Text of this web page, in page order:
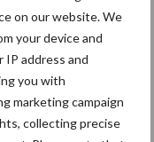
on our website. We
your device and
IP address and
you with
marketing campaign
collecting precise
& ruwvoer